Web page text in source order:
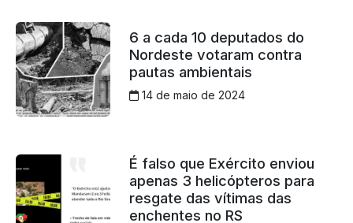
6 a cada 10 deputados do
Nordeste votaram contra
pautas ambientais
14 de maio de 2024
É falso que Exército enviou
apenas 3 helicópteros para
resgate das vítimas das
enchentes no RS